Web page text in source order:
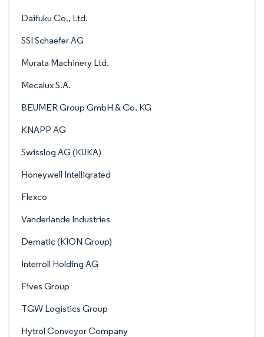
Daifuku Co., Ltd.
SSI Schaefer AG
Murata Machinery Ltd.
Mecalux S.A.
BEUMER Group GmbH & Co. KG
KNAPP AG
Swisslog AG (KUKA)
Honeywell Intelligrated
Flexco
Vanderlande Industries
Dematic (KION Group)
Interroll Holding AG
Fives Group
TGW Logistics Group
Hytrol Conveyor Company